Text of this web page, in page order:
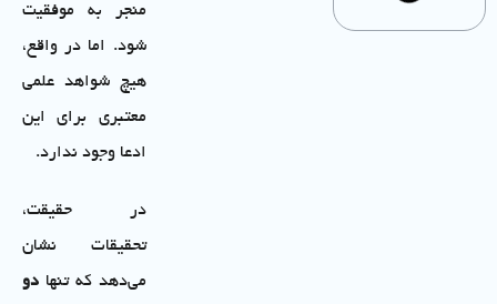
منجر به موفقیت
شود. اما در واقع،
هیچ شواهد علمی
معتبری برای این
ادعا وجود ندارد.
در حقیقت،
تحقیقات نشان
می‌دهد که تنهادو